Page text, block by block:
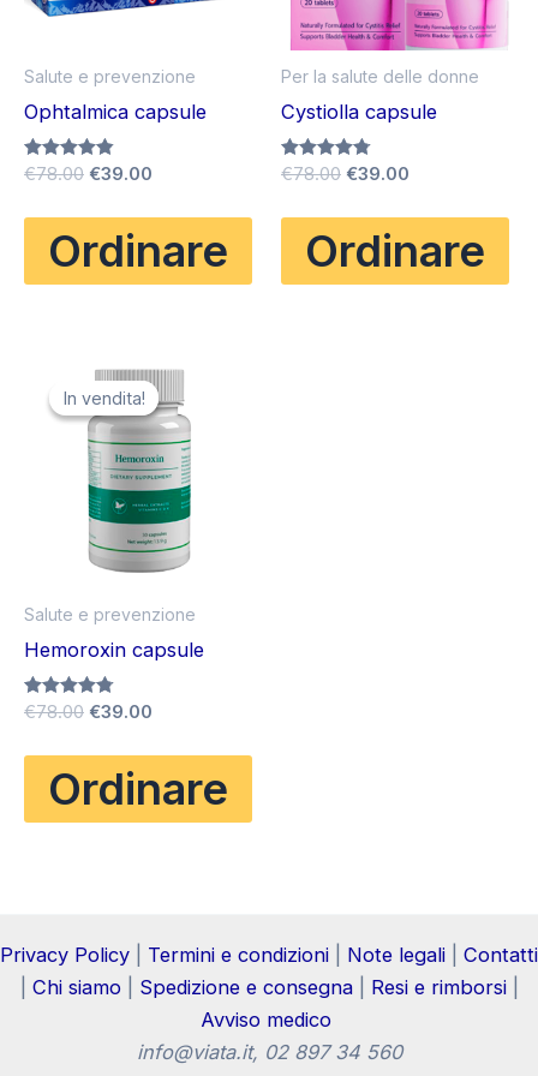
Salute e prevenzione
Ophtalmica capsule
Valutato
€78.00 Il
originale
era:
€78.00.
€39.00
attuale
è:
€39.00.
Ordinare
Per la salute delle donne
Cystiolla capsule
Valutato
€78.00 Il
originale
era:
€78.00.
€39.00
attuale
è:
€39.00.
Ordinare
In vendita!
In vendita!
Salute e prevenzione
Hemoroxin capsule
Valutato
€78.00 Il
originale
era:
€78.00.
€39.00
attuale
è:
€39.00.
Ordinare
Privacy Policy Termini e condizioni Note legali
Contatti
Chi siamo| Spedizione e consegna| Resi e rimborsi|
Avviso medico
info@viata.it, 02 897 34 560